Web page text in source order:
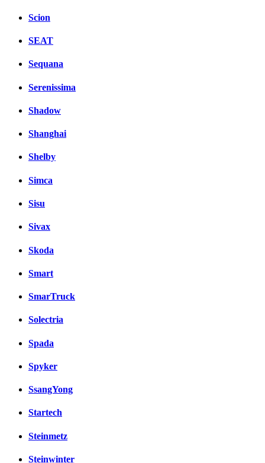
Scion
SEAT
Sequana
Serenissima
Shadow
Shanghai
Shelby
Simca
Sisu
Sivax
Skoda
Smart
SmarTruck
Solectria
Spada
Spyker
SsangYong
Startech
Steinmetz
Steinwinter